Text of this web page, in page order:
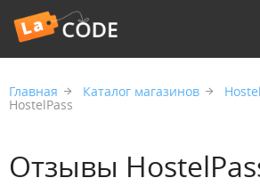
Главная Каталог магазинов
HostelPass
Отзывы